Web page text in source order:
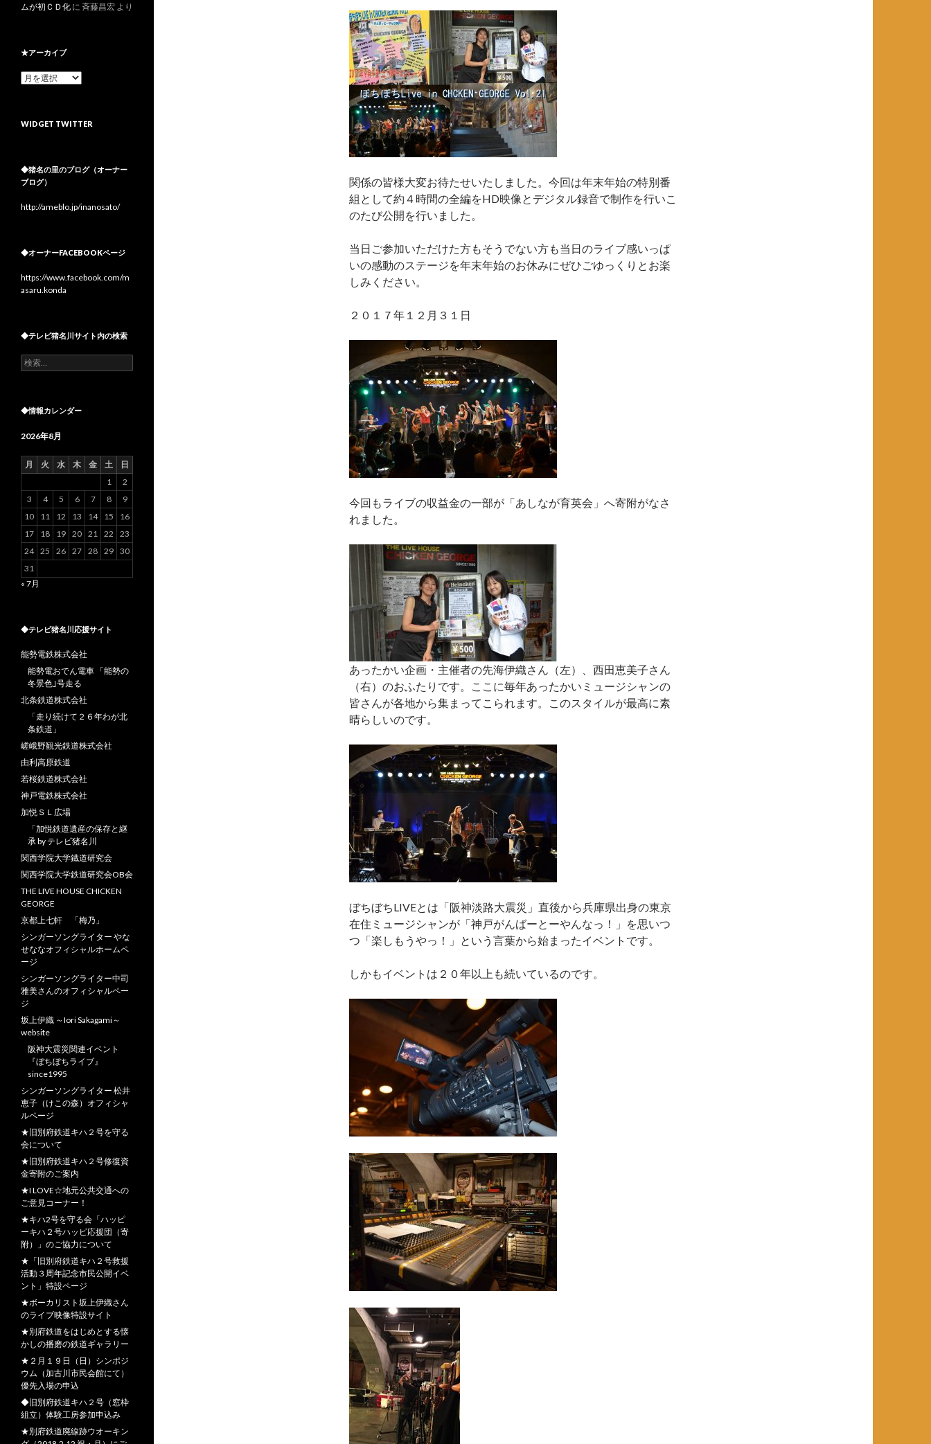
関係の皆様大変お待たせいたしました。今回は年末年始の特別番
組として約４時間の全編をHD映像とデジタル録音で制作を行いこ
のたび公開を行いました。
当日ご参加いただけた方もそうでない方も当日のライブ感いっぱ
いの感動のステージを年末年始のお休みにぜひごゆっくりとお楽
しみください。
２０１７年１２月３１日
今回もライブの収益金の一部が「あしなが育英会」へ寄附がなさ
れました。
あったかい企画・主催者の先海伊織さん（左）、西田恵美子さん
（右）のおふたりです。ここに毎年あったかいミュージシャンの
皆さんが各地から集まってこられます。このスタイルが最高に素
晴らしいのです。
ぼちぼちLIVEとは「阪神淡路大震災」直後から兵庫県出身の東京
在住ミュージシャンが「神戸がんばーとーやんなっ！」を思いつ
つ「楽しもうやっ！」という言葉から始まったイベントです。
しかもイベントは２０年以上も続いているのです。
ムが初ＣＤ化 に 斉藤昌宏 より
★アーカイブ
★
イ
WIDGET TWITTER
◆猪名の里のブログ（オーナー
ブログ）
http://ameblo.jp/inanosato/
◆オーナーFACEBOOKページ
https://www.facebook.com/m
asaru.konda
◆テレビ猪名川サイト内の検索
検
索:
◆情報カレンダー
2026年8月
月 火 水 木 金 土
日
1
2
3
4 5 6 7 8
9
10
11 12 13 14 15
16
17
18 19 20 21 22
23
24 25 26 27 28 29 30
31
« 7月
◆テレビ猪名川応援サイト
能勢電鉄株式会社
能勢電おでん電車 「能勢の
冬景色｣号走る
北条鉄道株式会社
「走り続けて２６年わが北
条鉄道」
嵯峨野観光鉄道株式会社
由利高原鉄道
若桜鉄道株式会社
神戸電鉄株式会社
加悦ＳＬ広場
「加悦鉄道遺産の保存と継
承 by テレビ猪名川
関西学院大学鐡道研究会
関西学院大学鉄道研究会OB会
THE LIVE HOUSE CHICKEN
GEORGE
京都上七軒 「梅乃」
シンガーソングライター やな
せななオフィシャルホームペ
ージ
シンガーソングライター中司
雅美さんのオフィシャルペー
ジ
坂上伊織 ～Iori Sakagami～
website
阪神大震災関連イベント
『ぼちぼちライブ』
since1995
シンガーソングライター 松井
恵子（けこの森）オフィシャ
ルページ
★旧別府鉄道キハ２号を守る
会について
★旧別府鉄道キハ２号修復資
金寄附のご案内
★I LOVE☆地元公共交通への
ご意見コーナー！
★キハ2号を守る会「ハッピ
ーキハ２号ハッピ応援団（寄
附）」のご協力について
★「旧別府鉄道キハ２号救援
活動３周年記念市民公開イベ
ント」特設ページ
★ボーカリスト坂上伊織さん
のライブ映像特設サイト
★別府鉄道をはじめとする懐
かしの播磨の鉄道ギャラリー
★２月１９日（日）シンポジ
ウム（加古川市民会館にて）
優先入場の申込
◆旧別府鉄道キハ２号（窓枠
組立）体験工房参加申込み
★別府鉄道廃線跡ウオーキン